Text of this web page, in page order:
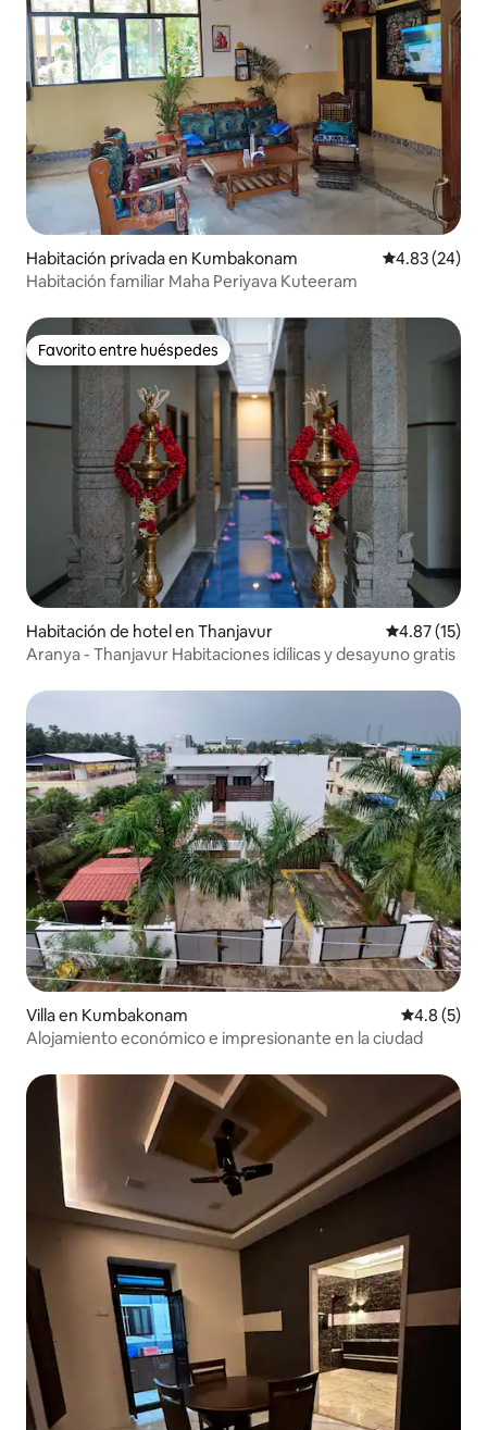
Habitación privada en Kumbakonam Calificación
4.83 (24)
Habitación familiar Maha Periyava Kuteeram
Favorito entre huéspedes
Favorito entre huéspedes
Habitación de hotel en Thanjavur Calificación
4.87 (15)
Aranya - Thanjavur Habitaciones idílicas y desayuno gratis
Villa en Kumbakonam
4.8 (5)
Alojamiento económico e impresionante en la ciudad